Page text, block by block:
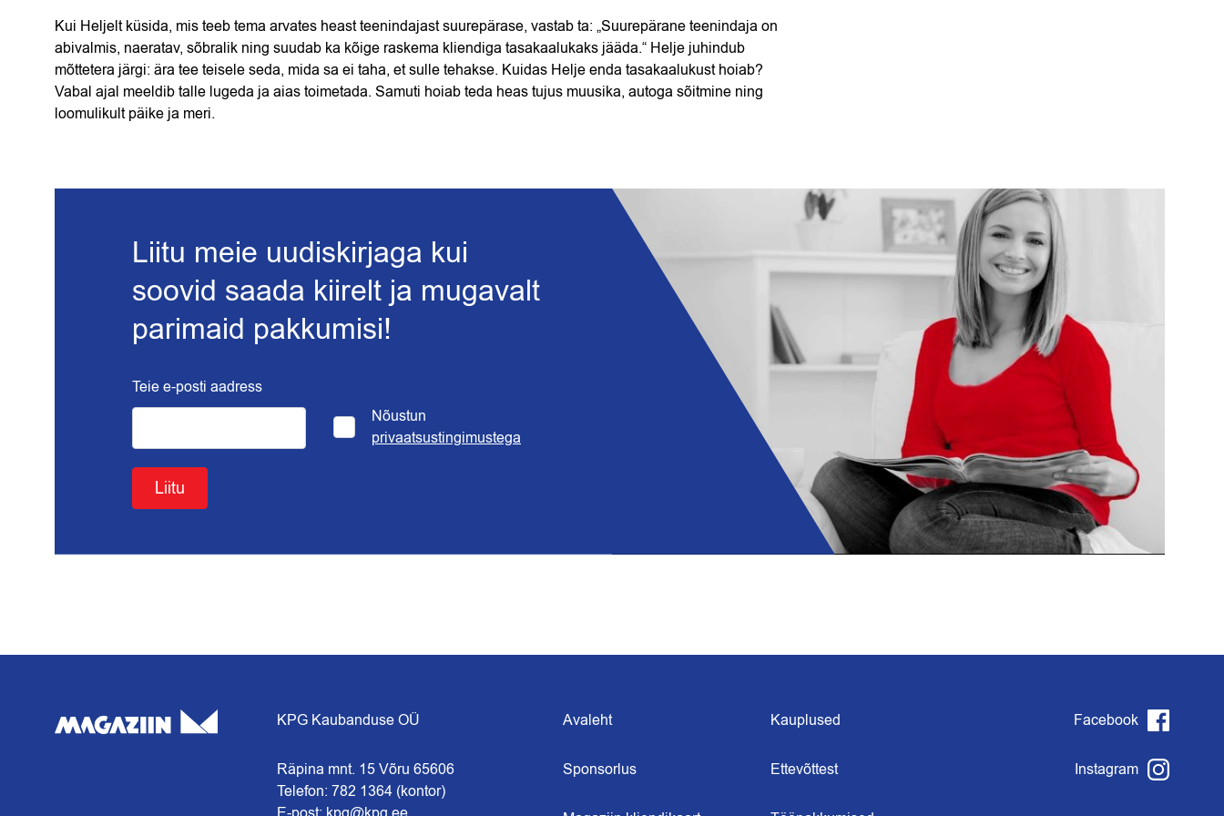
Kui Heljelt küsida, mis teeb tema arvates heast teenindajast suurepärase, vastab ta: „Suurepärane teenindaja on
abivalmis, naeratav, sõbralik ning suudab ka kõige raskema kliendiga tasakaalukaks jääda.“ Helje juhindub
mõttetera järgi: ära tee teisele seda, mida sa ei taha, et sulle tehakse. Kuidas Helje enda tasakaalukust hoiab?
Vabal ajal meeldib talle lugeda ja aias toimetada. Samuti hoiab teda heas tujus muusika, autoga sõitmine ning
loomulikult päike ja meri.
Liitu meie uudiskirjaga kui
soovid saada kiirelt ja mugavalt
parimaid pakkumisi!
Teie e-posti aadress
Nõustun
privaatsustingimustega
Liitu
KPG Kaubanduse OÜ
Räpina mnt. 15 Võru 65606
Telefon: 782 1364 (kontor)
Avaleht Kauplused
Sponsorlus Ettevõttest
Facebook
Instagram